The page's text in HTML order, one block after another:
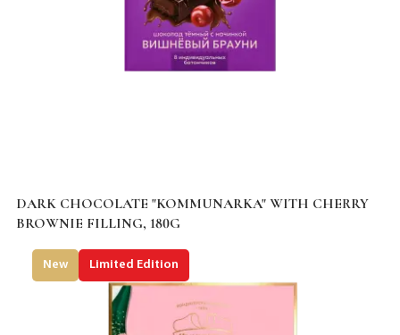
DARK CHOCOLATE "KOMMUNARKA" WITH CHERRY
BROWNIE FILLING, 180G
New Limited Edition